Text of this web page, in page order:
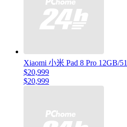
Xiaomi 小米 Pad 8 Pro 12GB/
$20,999
$20,999